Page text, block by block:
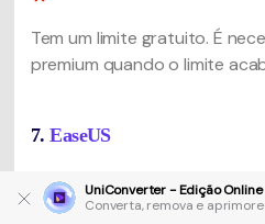
Tem um limite gratuito. É
premium quando o limite
7. EaseUS
O software EaseUS Ringtone
perfeita de criar toques para
UniConverter - Edição Online
Converta, remova e